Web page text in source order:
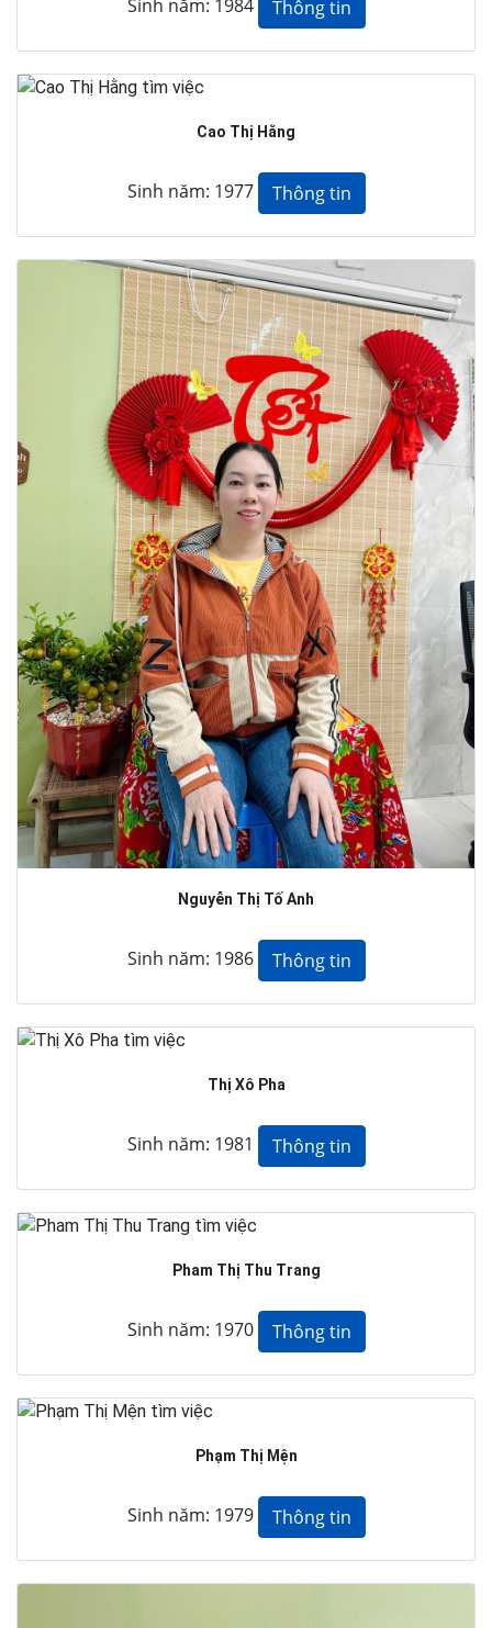
Sinh năm: 1984 Thông tin
Cao Thị Hằng
Sinh năm: 1977 Thông tin
Nguyễn Thị Tố Anh
Sinh năm: 1986 Thông tin
Thị Xô Pha
Sinh năm: 1981 Thông tin
Pham Thị Thu Trang
Sinh năm: 1970 Thông tin
Phạm Thị Mện
Sinh năm: 1979 Thông tin